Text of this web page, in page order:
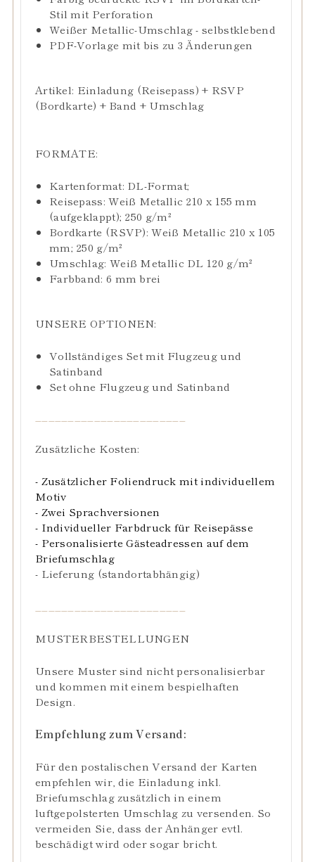
Stil mit Perforation
Weißer Metallic-Umschlag - selbstklebend
PDF-Vorlage mit bis zu 3 Änderungen
Artikel: Einladung (Reisepass) + RSVP
(Bordkarte) + Band + Umschlag
FORMATE:
Kartenformat: DL-Format;
Reisepass: Weiß Metallic 210 x 155 mm
(aufgeklappt); 250 g/m²
Bordkarte (RSVP): Weiß Metallic 210 x 105
mm; 250 g/m²
Umschlag: Weiß Metallic DL 120 g/m²
Farbband: 6 mm brei
UNSERE OPTIONEN:
Vollständiges Set mit Flugzeug und
Satinband
Set ohne Flugzeug und Satinband
Zusätzliche Kosten:
- Zusätzlicher Foliendruck mit individuellem
Motiv
- Zwei Sprachversionen
- Individueller Farbdruck für Reisepässe
- Personalisierte Gästeadressen auf dem
Briefumschlag
- Lieferung (standortabhängig)
MUSTERBESTELLUNGEN
Unsere Muster sind nicht personalisierbar
und kommen mit einem bespielhaften
Design.
Empfehlung zum Versand:
Für den postalischen Versand der Karten
empfehlen wir, die Einladung inkl.
Briefumschlag zusätzlich in einem
luftgepolsterten Umschlag zu versenden. So
vermeiden Sie, dass der Anhänger evtl.
beschädigt wird oder sogar bricht.